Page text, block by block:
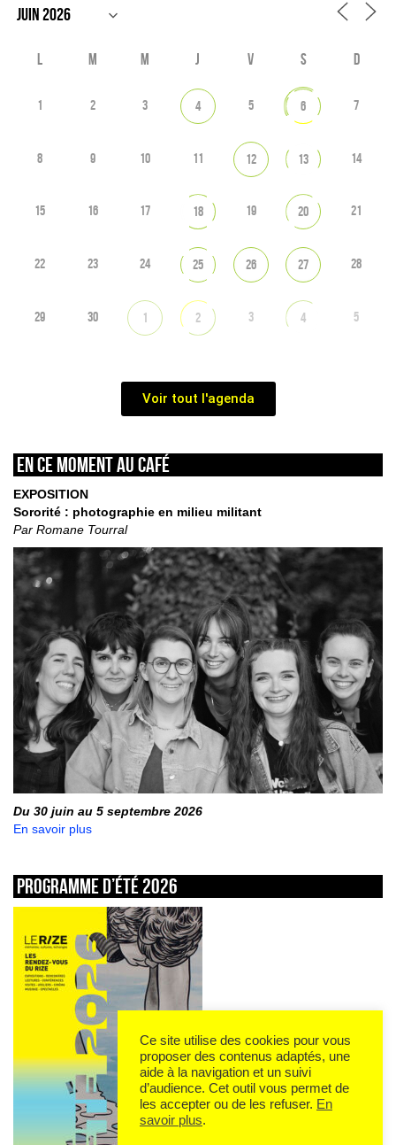
L M M J V S D
1 2 3 4 5 6 7
8 9 10 11 12 13 14
15 16 17 18 19 20 21
22 23 24 25 26 27 28
29 30 1 2 3 4 5
Voir tout l'agenda
En ce moment au café
EXPOSITION
Sororité : photographie en milieu militant
Par Romane Tourral
Du 30 juin au 5 septembre 2026
En savoir plus
Programme d’été 2026
Ce site utilise des cookies pour vous
proposer des contenus adaptés, une
aide à la navigation et un suivi
d’audience. Cet outil vous permet de
les accepter ou de les refuser. En
savoir plus.